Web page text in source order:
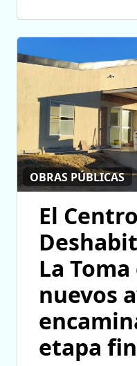
OBRAS PÚBLICAS
El
La
nuevos
etapa